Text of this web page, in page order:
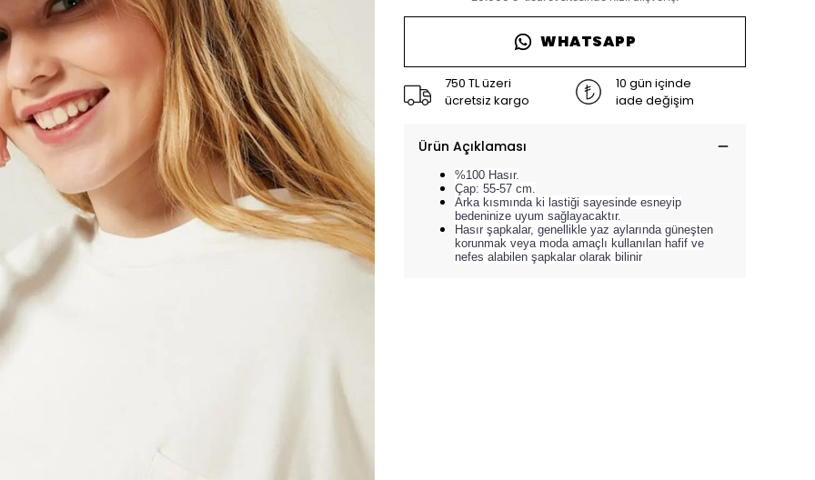
WHATSAPP
750 TL üzeri
ücretsiz kargo
10 gün içinde
iade değişim
Ürün Açıklaması
%100 Hasır.
Çap: 55-57 cm.
Arka kısmında ki lastiği sayesinde esneyip
bedeninize uyum sağlayacaktır.
Hasır şapkalar, genellikle yaz aylarında güneşten
korunmak veya moda amaçlı kullanılan hafif ve
nefes alabilen şapkalar olarak bilinir